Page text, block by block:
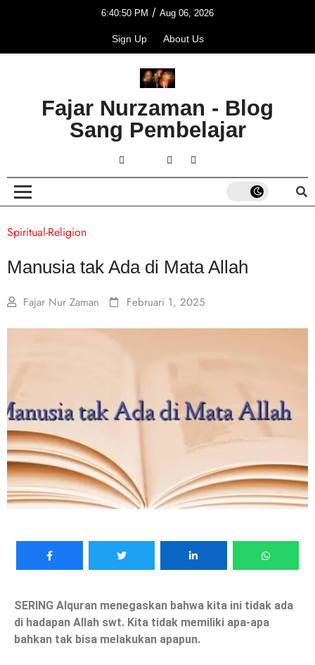
6:40:50 PM / Aug 06, 2026
Sign Up About Us
Fajar Nurzaman - Blog
Sang Pembelajar
Spiritual-Religion
Manusia tak Ada di Mata Allah
Fajar Nur Zaman Februari 1, 2025
SERING Alquran menegaskan bahwa kita ini tidak ada
di hadapan Allah swt. Kita tidak memiliki apa-apa
bahkan tak bisa melakukan apapun.